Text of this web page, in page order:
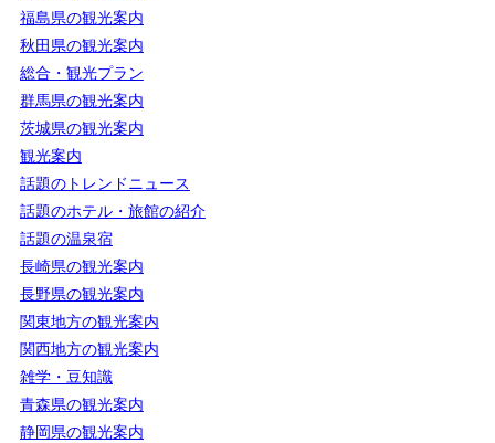
福島県の観光案内
秋田県の観光案内
総合・観光プラン
群馬県の観光案内
茨城県の観光案内
観光案内
話題のトレンドニュース
話題のホテル・旅館の紹介
話題の温泉宿
長崎県の観光案内
長野県の観光案内
関東地方の観光案内
関西地方の観光案内
雑学・豆知識
青森県の観光案内
静岡県の観光案内